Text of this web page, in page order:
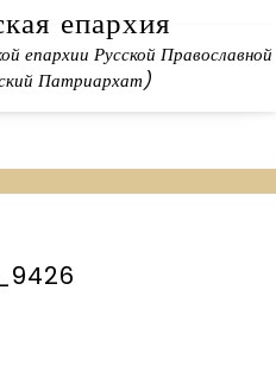
епархия
епархии Русской Православной
Патриархат)